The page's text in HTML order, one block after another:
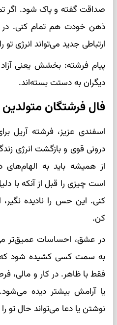
صداقت گفته و پاک شود. اگر
ذهن خودت هم تمام کنی. در
ارتباطی جدید می‌تواند انرژی
پیام فرشته: بخشش یعنی
دیگران به دستت بسته‌اند.
فال فرشتگان
اسفندی عزیز، فرشته آریل
درونی قوی و بازگشت انرژی
از همیشه باید به
است چیزی را قبل از آنکه با
کنی. این حس را نادیده نگیر،
کن.
در عشق، احساسات
به سمت کسی کشیده شود که
فقط با ظاهر. در کار و مالی،
یا آرامش بیشتر دیده
نوشتن یا دعا می‌تواند حال تو